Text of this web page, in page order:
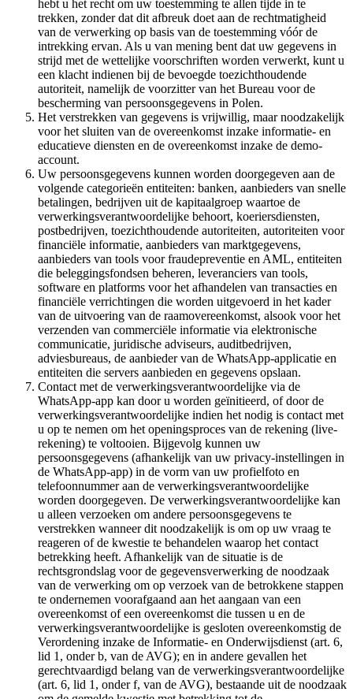
hebt u het recht om uw toestemming te allen tijde in te
trekken, zonder dat dit afbreuk doet aan de rechtmatigheid
van de verwerking op basis van de toestemming vóór de
intrekking ervan. Als u van mening bent dat uw gegevens in
strijd met de wettelijke voorschriften worden verwerkt, kunt u
een klacht indienen bij de bevoegde toezichthoudende
autoriteit, namelijk de voorzitter van het Bureau voor de
bescherming van persoonsgegevens in Polen.
Het verstrekken van gegevens is vrijwillig, maar noodzakelijk
voor het sluiten van de overeenkomst inzake informatie- en
educatieve diensten en de overeenkomst inzake de demo-
account.
Uw persoonsgegevens kunnen worden doorgegeven aan de
volgende categorieën entiteiten: banken, aanbieders van snelle
betalingen, bedrijven uit de kapitaalgroep waartoe de
verwerkingsverantwoordelijke behoort, koeriersdiensten,
postbedrijven, toezichthoudende autoriteiten, autoriteiten voor
financiële informatie, aanbieders van marktgegevens,
aanbieders van tools voor fraudepreventie en AML, entiteiten
die beleggingsfondsen beheren, leveranciers van tools,
software en platforms voor het afhandelen van transacties en
financiële verrichtingen die worden uitgevoerd in het kader
van de uitvoering van de raamovereenkomst, alsook voor het
verzenden van commerciële informatie via elektronische
communicatie, juridische adviseurs, auditbedrijven,
adviesbureaus, de aanbieder van de WhatsApp-applicatie en
entiteiten die servers aanbieden en gegevens opslaan.
Contact met de verwerkingsverantwoordelijke via de
WhatsApp-app kan door u worden geïnitieerd, of door de
verwerkingsverantwoordelijke indien het nodig is contact met
u op te nemen om het openingsproces van de rekening (live-
rekening) te voltooien. Bijgevolg kunnen uw
persoonsgegevens (afhankelijk van uw privacy-instellingen in
de WhatsApp-app) in de vorm van uw profielfoto en
telefoonnummer aan de verwerkingsverantwoordelijke
worden doorgegeven. De verwerkingsverantwoordelijke kan
u alleen verzoeken om andere persoonsgegevens te
verstrekken wanneer dit noodzakelijk is om op uw vraag te
reageren of de kwestie te behandelen waarop het contact
betrekking heeft. Afhankelijk van de situatie is de
rechtsgrondslag voor de gegevensverwerking de noodzaak
van de verwerking om op verzoek van de betrokkene stappen
te ondernemen voorafgaand aan het aangaan van een
overeenkomst of een overeenkomst die tussen u en de
verwerkingsverantwoordelijke is gesloten overeenkomstig de
Verordening inzake de Informatie- en Onderwijsdienst (art. 6,
lid 1, onder b, van de AVG); en in andere gevallen het
gerechtvaardigd belang van de verwerkingsverantwoordelijke
(art. 6, lid 1, onder f, van de AVG), bestaande uit de noodzaak